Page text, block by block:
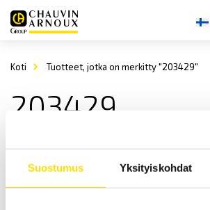
Suostumus Yksityiskohdat
Koti Tuotteet, jotka on merkitty "203429"
203429